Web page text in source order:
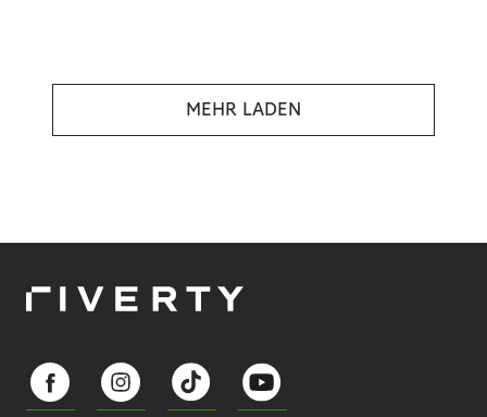
MEHR LADEN